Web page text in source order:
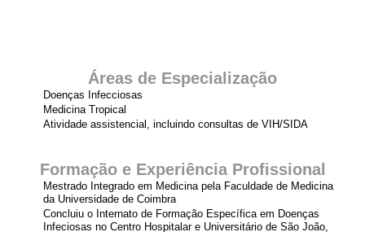
Áreas de Especialização
Doenças Infecciosas
Medicina Tropical
Atividade assistencial, incluindo consultas de VIH/SIDA
Formação e Experiência Profissional
Mestrado Integrado em Medicina pela Faculdade de Medicina
da Universidade de Coimbra
Concluiu o Internato de Formação Específica em Doenças
Infeciosas no Centro Hospitalar e Universitário de São João,